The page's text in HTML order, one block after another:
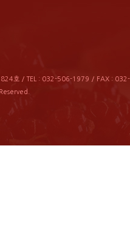
824호 / TEL : 032-506-1979 / FAX :